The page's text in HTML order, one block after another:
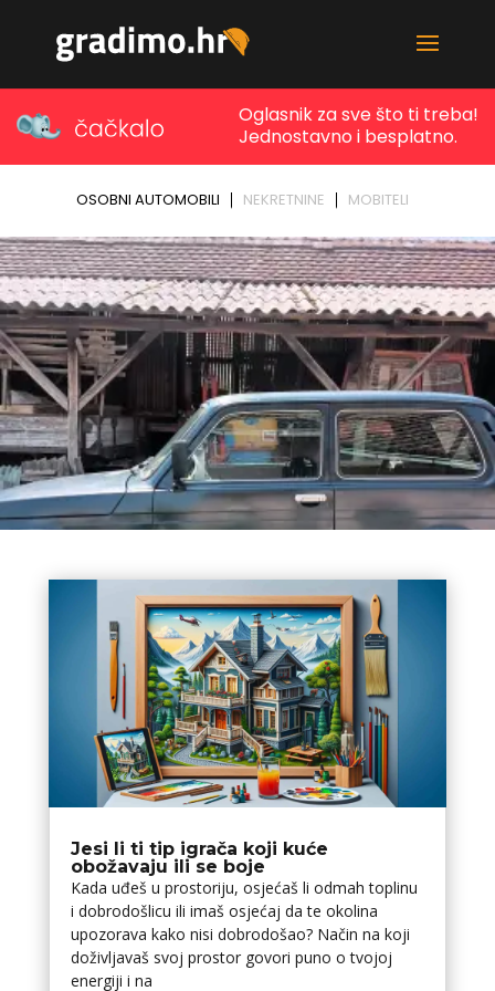
Jesi li ti tip igrača koji kuće
obožavaju ili se boje
Kada uđeš u prostoriju, osjećaš li odmah toplinu
i dobrodošlicu ili imaš osjećaj da te okolina
upozorava kako nisi dobrodošao? Način na koji
doživljavaš svoj prostor govori puno o tvojoj
energiji i na